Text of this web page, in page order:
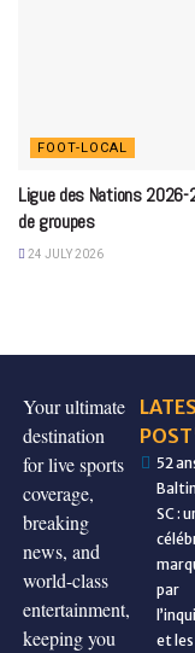
FOOT-LOCAL
Ligue des Nations
de groupes
24 JULY 2026
Your ultimate
destination
for live sports
coverage,
breaking
news, and
world-class
entertainment,
keeping you
52
SC :
par
et les